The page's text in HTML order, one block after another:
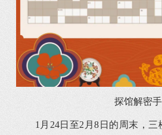
探馆解密
1月24日至2月8日的周末，